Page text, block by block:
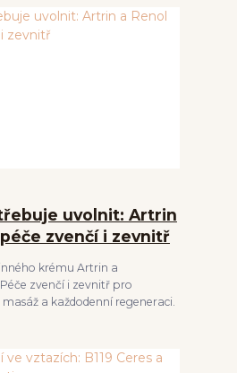
uvolnit: Artrin
zvenčí i zevnitř
krému Artrin a
zvenčí i zevnitř pro
a každodenní regeneraci.